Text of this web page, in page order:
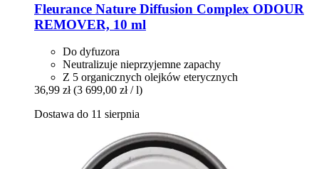
Fleurance Nature Diffusion Complex ODOUR
REMOVER, 10 ml
Do dyfuzora
Neutralizuje nieprzyjemne zapachy
Z 5 organicznych olejków eterycznych
36,99 zł (3 699,00 zł / l)
Dostawa do 11 sierpnia